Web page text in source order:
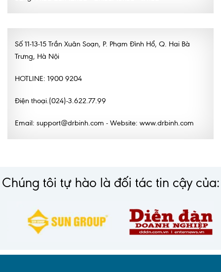
Gói khám sức khỏe cá nhân định kỳ
Gói khám tầm soát ung thư sớm
Gói quản lý mạn tính
Nhà thuốc GPP
Dịch vụ Y tế gia đình – MEDI-HOME
Số 11-13-15 Trần Xuân Soạn, P. Phạm Đình Hổ, Q. Hai Bà
Trưng, Hà Nội
HOTLINE: 1900 9204
Điện thoại.(024)-3.622.77.99
Email: support@drbinh.com - Website: www.drbinh.com
Chúng tôi tự hào là đối tác tin cậy của: